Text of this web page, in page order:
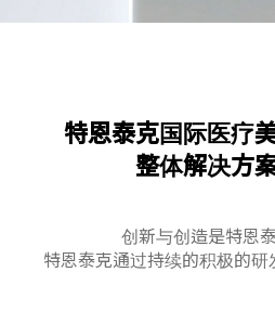
特恩泰克国际医疗
整体解决方
创新与创造是特恩
特恩泰克通过持续的积极的研